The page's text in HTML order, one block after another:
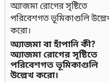
অ্যাজমা বা হাঁপানি কী?
অ্যাজমা রোগের সৃষ্টিতে
পরিবেশগত ভূমিকাগুলি
উল্লেখ করো।